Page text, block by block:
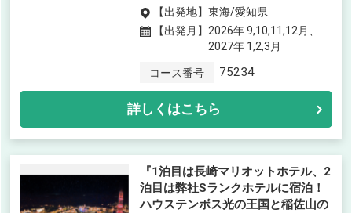
【出発地】 東海/愛知県
【出発月】 2026年 9,10,11,12月、
2027年 1,2,3月
コース番号 75234
詳しくはこちら
『1泊目は長崎マリオットホテル、2
泊目は弊社Sランクホテルに宿泊！
ハウステンボス光の王国と稲佐山の